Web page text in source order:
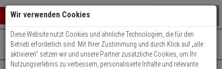
Warenkorb schließen
0 ARTIKEL IM WARENKORB
Ihr Warenkorb ist momentan leer.
Ergebnisse ()
+49 (0)821 899 493-0Mo. - Do.: 8:00 - 16:30 | Fr.: 8:00 - 14:00 Uhr
Kontaktservice nutzen
Wir verwenden Cookies
Diese Website nutzt Cookies und ähnliche Technologien, die für den
Betrieb erforderlich sind. Mit Ihrer Zustimmung und durch Klick auf „alle
aktivieren“ setzen wir und unsere Partner zusätzliche Cookies, um Ihr
Nutzungserlebnis zu verbessern, personalisierte Inhalte und relevante